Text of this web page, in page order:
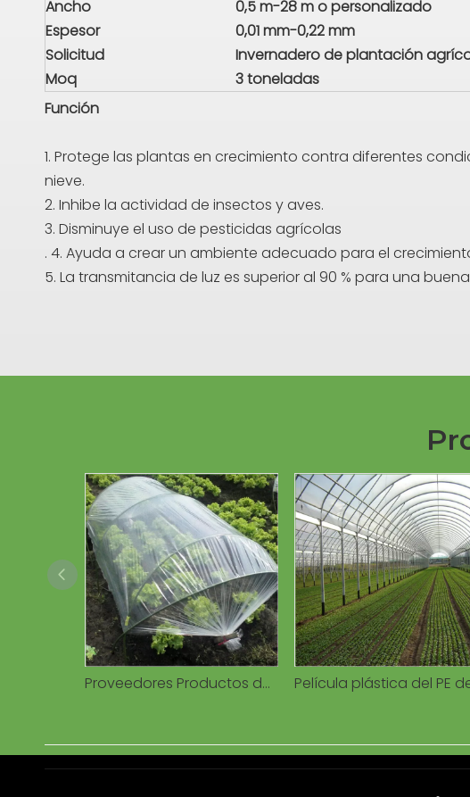
Ancho
0,5 m-28 m o personalizado
Espesor
0,01 mm-0,22 mm
Solicitud
Invernadero de plantación
Moq
3 toneladas
Función
1. Protege las plantas en crecimiento contra diferentes
nieve.
2. Inhibe la actividad de insectos y aves.
3. Disminuye el uso de pesticidas agrícolas
. 4. Ayuda a crear un ambiente adecuado para el
5. La transmitancia de luz es superior al 90 % para una
Proveedores Productos de venta caliente Granja Invernadero Película agrícola usada con cubierta UV Cultivo de hortalizas y flores